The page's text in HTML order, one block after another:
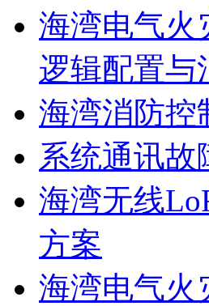
海湾电气火
逻辑配置与
海湾消防控
系统通讯
海湾无线
方案
海湾电气火